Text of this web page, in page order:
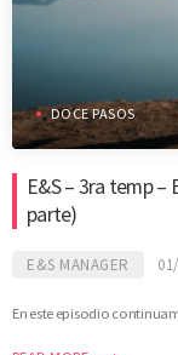
DOCE PASOS
E&S – 3ra temp
parte)
E&S MANAGER
En este episodio